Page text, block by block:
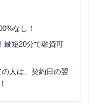
なし！
最短20分で融資可
人は、契約日の翌